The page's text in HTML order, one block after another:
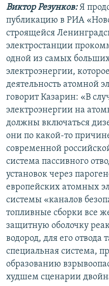
Виктор Резунков:Я
публикацию в РИА
строящейся
электростанции
одной из самых больших
электроэнергии,
деятельность атомной
говорит Казарин: «В
электроэнергии на
должны включаться
они по какой-то
современной
система пассивного
установок через
европейских атомных
системы «каналов
топливные сборки все
защитную оболочку
водород, для его отвода
специальная система,
образованию
худшем сценарии